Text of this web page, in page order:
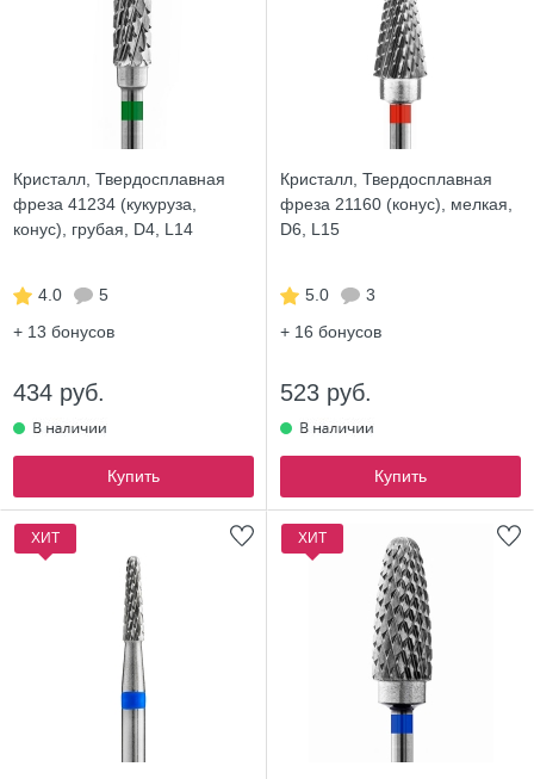
Кристалл, Твердосплавная
фреза 41234 (кукуруза,
конус), грубая, D4, L14
4.0
5
+ 13 бонусов
434 руб.
Купить
Кристалл, Твердосплавная
фреза 21160 (конус), мелкая,
D6, L15
5.0
3
+ 16 бонусов
523 руб.
Купить
ХИТ ХИТ